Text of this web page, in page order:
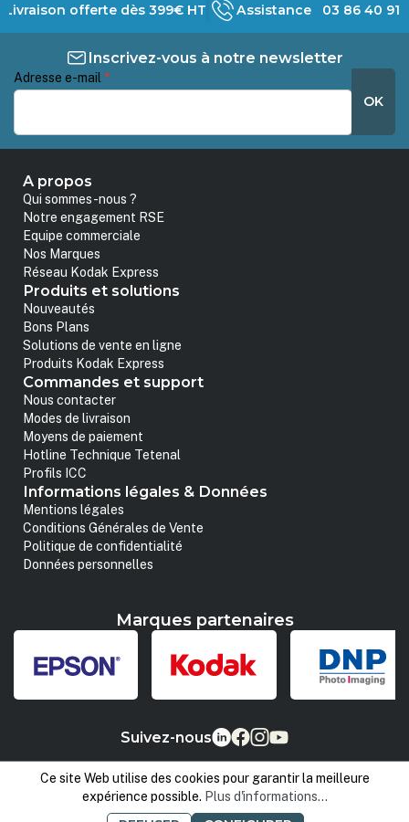
Livraison offerte dès 399€ HT Assistance 03 86 40 91
Inscrivez-vous à notre newsletter
Adresse e-mail *
OK
A propos
Qui sommes-nous ?
Notre engagement RSE
Equipe commerciale
Nos Marques
Réseau Kodak Express
Produits et solutions
Nouveautés
Bons Plans
Solutions de vente en ligne
Produits Kodak Express
Commandes et support
Nous contacter
Modes de livraison
Moyens de paiement
Hotline Technique Tetenal
Profils ICC
Informations légales & Données
Mentions légales
Conditions Générales de Vente
Politique de confidentialité
Données personnelles
Marques partenaires
Suivez-nous
Ce site Web utilise des cookies pour garantir la meilleure
expérience possible. Plus d'informations...